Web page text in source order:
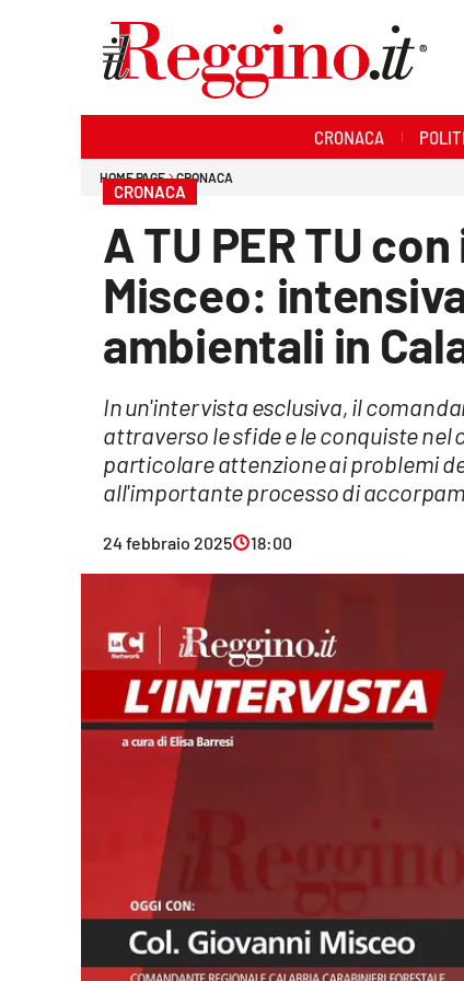
Economia e lavoro
Lac Network
CRONACA
HOME PAGE CRONACA
CRONACA
A TU PER TU
Misceo:
ambientali in
In un'intervista esclusiva, il
attraverso le sfide e le conquiste
particolare attenzione ai problemi
all'importante processo di
24 febbraio 2025 18:00